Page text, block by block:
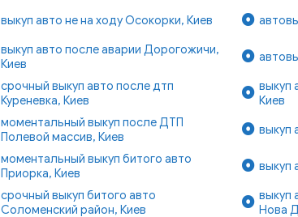
выкуп авто не на ходу Осокорки, Киев
выкуп авто после аварии Дорогожичи,
Киев
срочный выкуп авто после дтп
Куреневка, Киев
выкуп
Киев
моментальный выкуп после ДТП
Полевой массив, Киев
выкуп
моментальный выкуп битого авто
Приорка, Киев
выкуп
срочный выкуп битого авто
Соломенский район, Киев
выкуп
Нова